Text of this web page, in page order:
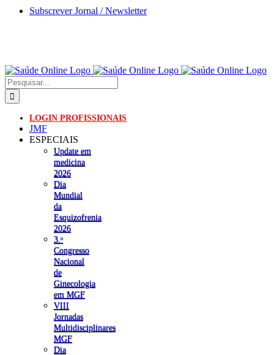
Skip
Subscrever Jornal / Newsletter
Pesquisar
LOGIN PROFISSIONAIS
JMF
ESPECIAIS
Update em
medicina
2026
Dia
Mundial
da
Esquizofrenia
2026
3.ᵒ
Congresso
Nacional
de
Ginecologia
em MGF
VIII
Jornadas
Multidisciplinares
MGF
Dia